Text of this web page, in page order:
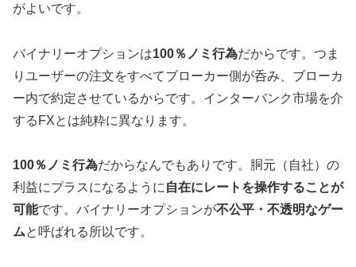
がよいです。
バイナリーオプションは100％ノミ行為だからです。つま
りユーザーの注文をすべてブローカー側が呑み、ブローカ
ー内で約定させているからです。インターバンク市場を介
するFXとは純粋に異なります。
100％ノミ行為だからなんでもありです。胴元（自社）の
利益にプラスになるように自在にレートを操作することが
可能です。バイナリーオプションが不公平・不透明なゲー
ムと呼ばれる所以です。